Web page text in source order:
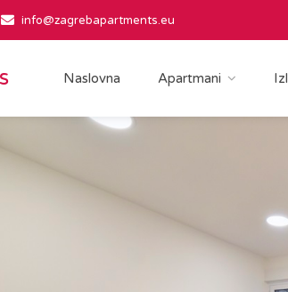
info@zagrebapartments.eu
Naslovna Apartmani